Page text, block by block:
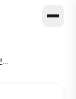
线上与线下教育：数字化转型的取舍